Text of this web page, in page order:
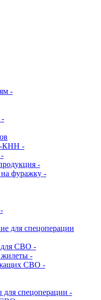
-
-
КНН -
-
фуражку -
для спецоперации
для СВО -
жилеты -
СВО -
спецоперации -